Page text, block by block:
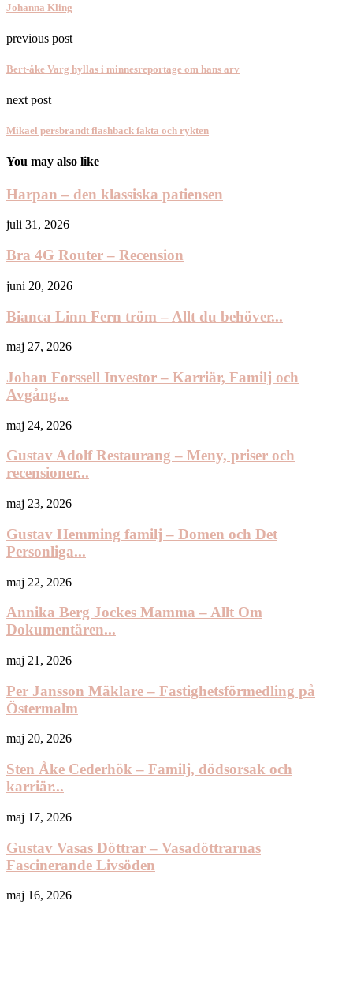
Johanna Kling
previous post
Bert-åke Varg hyllas i minnesreportage om hans arv
next post
Mikael persbrandt flashback fakta och rykten
You may also like
Harpan – den klassiska patiensen
juli 31, 2026
Bra 4G Router – Recension
juni 20, 2026
Bianca Linn Fern tröm – Allt du behöver...
maj 27, 2026
Johan Forssell Investor – Karriär, Familj och
Avgång...
maj 24, 2026
Gustav Adolf Restaurang – Meny, priser och
recensioner...
maj 23, 2026
Gustav Hemming familj – Domen och Det
Personliga...
maj 22, 2026
Annika Berg Jockes Mamma – Allt Om
Dokumentären...
maj 21, 2026
Per Jansson Mäklare – Fastighetsförmedling på
Östermalm
maj 20, 2026
Sten Åke Cederhök – Familj, dödsorsak och
karriär...
maj 17, 2026
Gustav Vasas Döttrar – Vasadöttrarnas
Fascinerande Livsöden
maj 16, 2026